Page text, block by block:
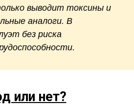
выводит токсины и
аналоги. В
без риска
или нет?